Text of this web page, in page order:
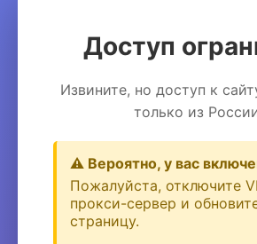
Доступ
Извините, но доступ к
только из
⚠️ Вероятно, у вас
Пожалуйста, отключите
прокси-сервер и
страницу.